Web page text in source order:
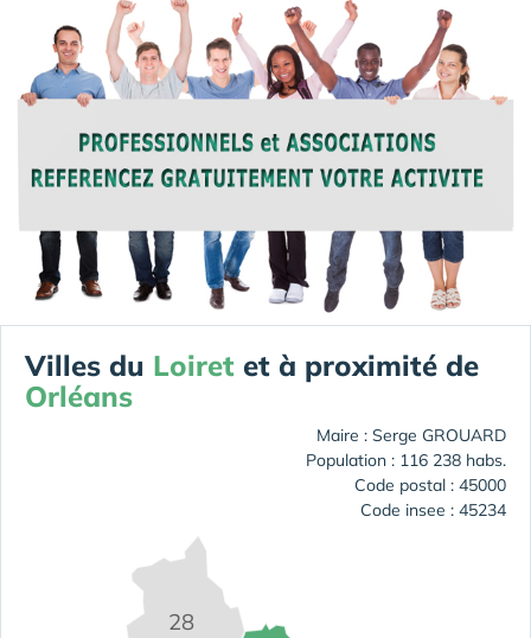
Villes du Loiret et à proximité de
Orléans
Maire : Serge GROUARD
Population : 116 238 habs.
Code postal : 45000
Code insee : 45234
28